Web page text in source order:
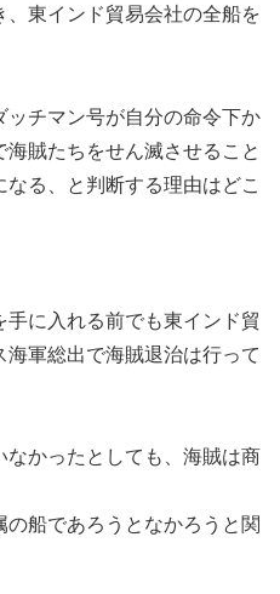
東インド貿易会社の全船を
チマン号が自分の命令下か
賊たちをせん滅させること
る、と判断する理由はどこ
に入れる前でも東インド貿
軍総出で海賊退治は行って
かったとしても、海賊は商
船であろうとなかろうと関